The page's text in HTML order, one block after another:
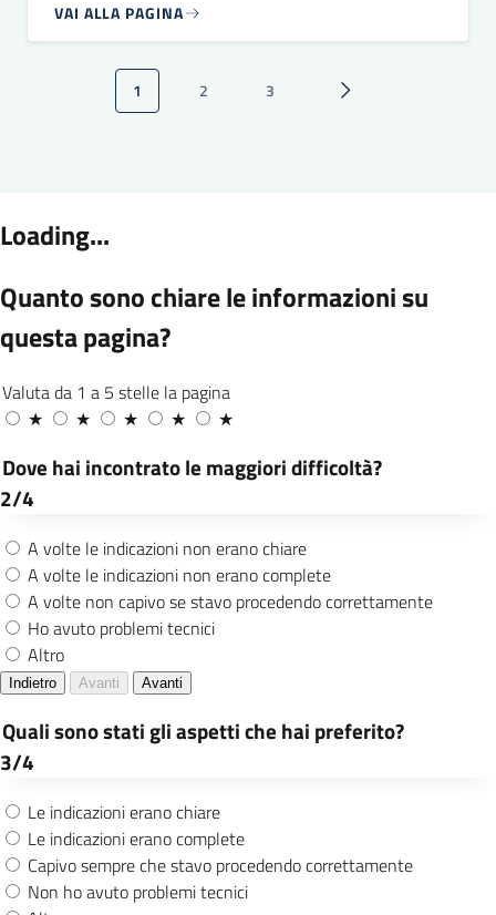
VAI ALLA PAGINA
Paginazione
Pagina attuale
1 Pagina
2 Pagina
3 Pagina successiva